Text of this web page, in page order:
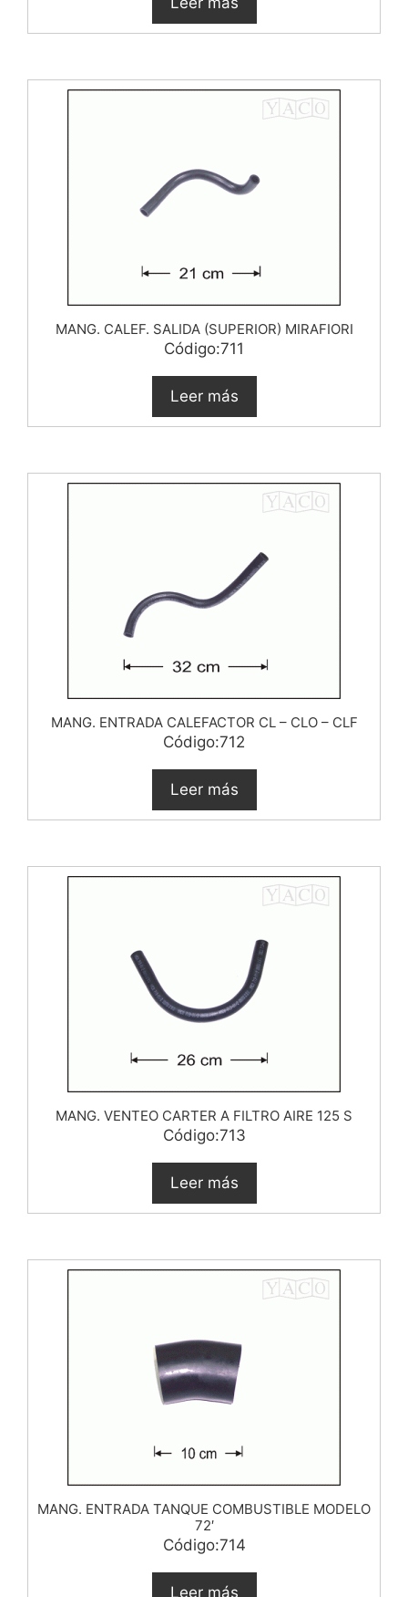
MANG. CALEF. SALIDA (SUPERIOR) MIRAFIORI
Código:711
Leer más
MANG. ENTRADA CALEFACTOR CL – CLO – CLF
Código:712
Leer más
MANG. VENTEO CARTER A FILTRO AIRE 125 S
Código:713
Leer más
MANG. ENTRADA TANQUE COMBUSTIBLE MODELO
72′
Código:714
Leer más